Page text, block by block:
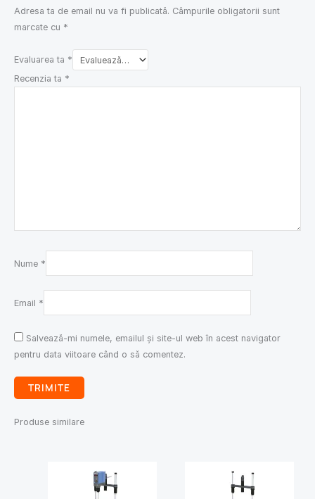
Adresa ta de email nu va fi publicată. Câmpurile obligatorii sunt
marcate cu *
Evaluarea ta *
Recenzia ta *
Nume *
Email *
Salvează-mi numele, emailul și site-ul web în acest navigator
pentru data viitoare când o să comentez.
Produse similare